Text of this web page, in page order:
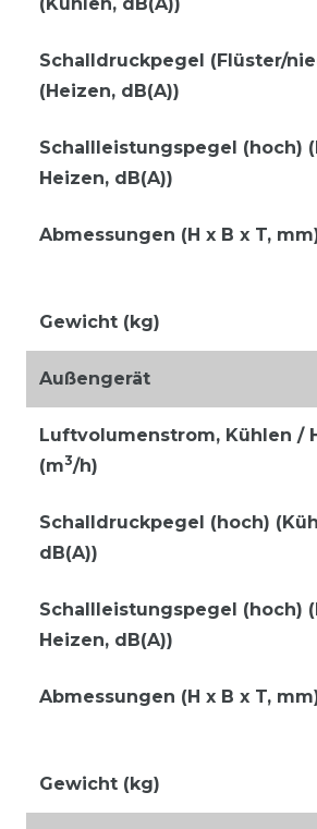
(Kühlen, dB(A))
Schalldruckpegel (Flüster/
(Heizen, dB(A))
Schallleistungspegel (hoch)
Heizen, dB(A))
Abmessungen (H x B x T,
Gewicht (kg)
Außengerät
Luftvolumenstrom, Kühlen /
(m3/h)
Schalldruckpegel (hoch)
dB(A))
Schallleistungspegel (hoch)
Heizen, dB(A))
Abmessungen (H x B x T,
Gewicht (kg)